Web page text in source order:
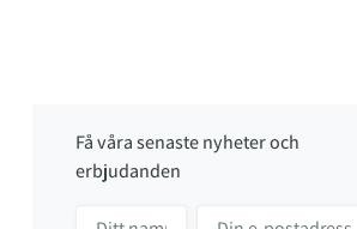
Få våra senaste nyheter och
erbjudanden